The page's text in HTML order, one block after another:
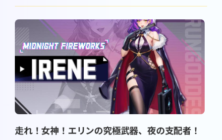
走れ！女神！エリンの究極武器、夜の支配者！